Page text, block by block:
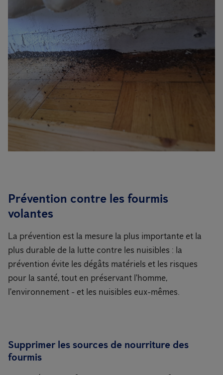
Prévention contre les fourmis
volantes
La prévention est la mesure la plus importante et la
plus durable de la lutte contre les nuisibles : la
prévention évite les dégâts matériels et les risques
pour la santé, tout en préservant l'homme,
l'environnement - et les nuisibles eux-mêmes.
Supprimer les sources de nourriture des
fourmis